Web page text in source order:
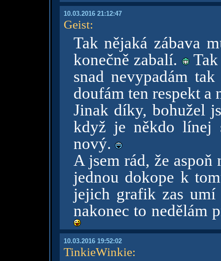
10.03.2016 21:12:47
Geist:
Tak nějaká zábava
konečně zabalí.
Tak
snad nevypadám
doufám ten respekt
Jinak díky, bohužel
když je někdo línej
nový.
A jsem rád, že
jednou dokope k
jejich grafik zas umí
nakonec to nedělám
10.03.2016 19:52:02
TinkieWinkie: